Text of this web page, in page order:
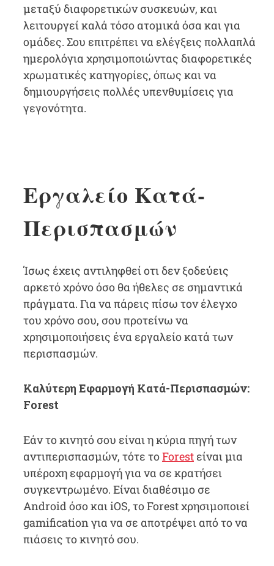
μεταξύ διαφορετικών συσκευών, και
λειτουργεί καλά τόσο ατομικά όσα και για
ομάδες. Σου επιτρέπει να ελέγξεις πολλαπλά
ημερολόγια χρησιμοποιώντας διαφορετικές
χρωματικές κατηγορίες, όπως και να
δημιουργήσεις πολλές υπενθυμίσεις για
γεγονότητα.
Εργαλείο Κατά-
Περισπασμών
Ίσως έχεις αντιληφθεί οτι δεν ξοδεύεις
αρκετό χρόνο όσο θα ήθελες σε σημαντικά
πράγματα. Για να πάρεις πίσω τον έλεγχο
του χρόνο σου, σου προτείνω να
χρησιμοποιήσεις ένα εργαλείο κατά των
περισπασμών.
Καλύτερη Εφαρμογή Κατά-Περισπασμών:
Forest
Εάν το κινητό σου είναι η κύρια πηγή των
αντιπερισπασμών, τότε τοForest είναι μια
υπέροχη εφαρμογή για να σε κρατήσει
συγκεντρωμένο. Είναι διαθέσιμο σε
Android όσο και iOS, το Forest χρησιμοποιεί
gamification για να σε αποτρέψει από το να
πιάσεις το κινητό σου.